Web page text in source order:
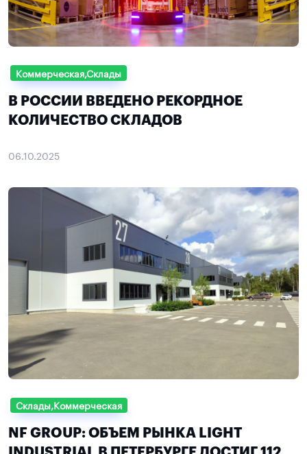
Коммерческая,Склады
В РОССИИ ВВЕДЕНО РЕКОРДНОЕ
КОЛИЧЕСТВО СКЛАДОВ
06.10.2025
Склады,Коммерческая
NF GROUP: ОБЪЕМ РЫНКА LIGHT